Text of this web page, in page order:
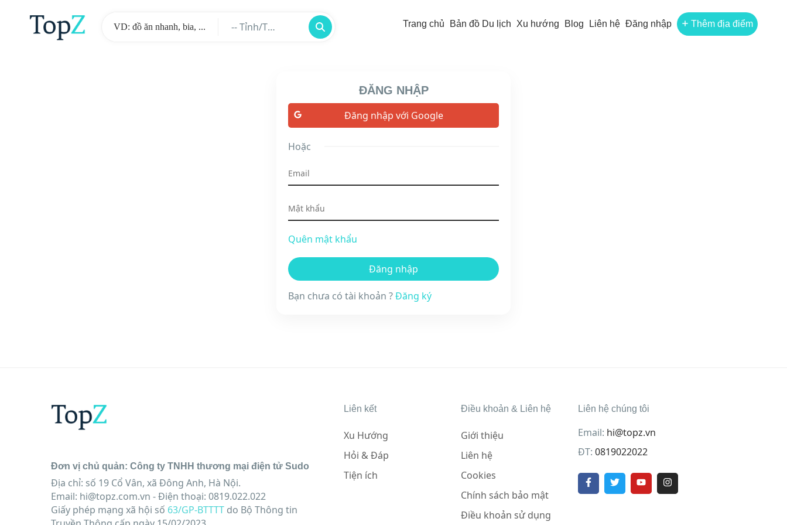
-- Tỉnh/TP -
Trang chủ Bản đồ Du lịch Xu hướng Blog Liên hệ Đăng nhập Thêm địa điểm
ĐĂNG NHẬP
Đăng nhập với Google
Hoặc
Quên mật khẩu
Bạn chưa có tài khoản ?Đăng ký
Đơn vị chủ quản: Công ty TNHH thương mại điện tử Sudo
Địa chỉ: số 19 Cổ Vân, xã Đông Anh, Hà Nội.
Email: hi@topz.com.vn - Điện thoại: 0819.022.022
Giấy phép mạng xã hội số 63/GP-BTTTT do Bộ Thông tin
Liên kết
Xu Hướng
Hỏi & Đáp
Tiện ích
Điều khoản & Liên hệ
Giới thiệu
Liên hệ
Cookies
Chính sách bảo mật
Điều khoản sử dụng
Liên hệ chúng tôi
Email: hi@topz.vn
ĐT: 0819022022